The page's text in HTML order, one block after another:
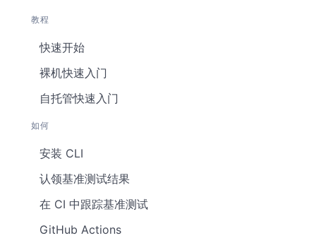
教程
快速开始
裸机快速入门
自托管快速入门
如何
安装 CLI
认领基准测试结果
在 CI 中跟踪基准测试
GitHub Actions